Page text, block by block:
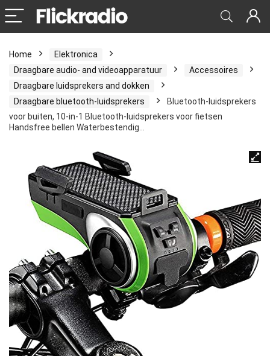
Home
Elektronica
Draagbare audio- and videoapparatuur
Accessoires
Draagbare luidsprekers and dokken
Draagbare bluetooth-luidsprekers
Bluetooth-luidsprekers
voor buiten, 10-in-1 Bluetooth-luidsprekers voor fietsen
Handsfree bellen Waterbestendig…